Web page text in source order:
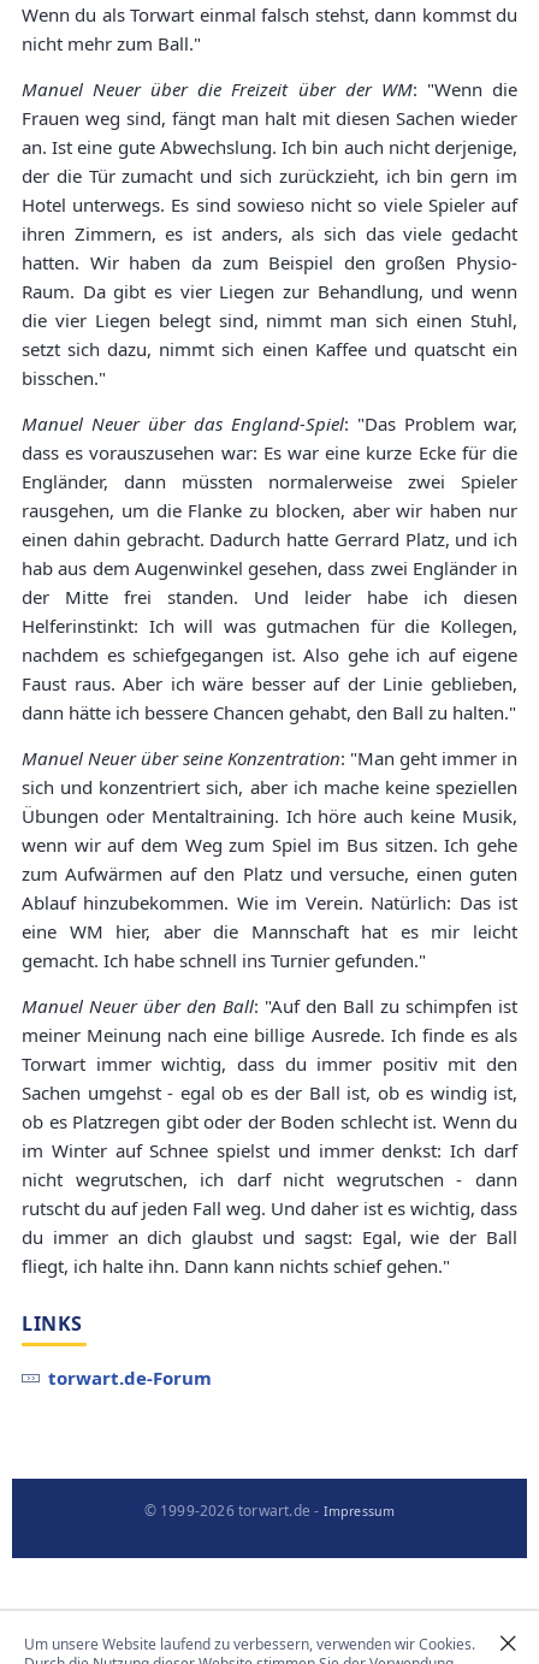
Wenn du als Torwart einmal falsch stehst, dann kommst du
nicht mehr zum Ball."
Manuel Neuer über die Freizeit über der WM: "Wenn die
Frauen weg sind, fängt man halt mit diesen Sachen wieder
an. Ist eine gute Abwechslung. Ich bin auch nicht derjenige,
der die Tür zumacht und sich zurückzieht, ich bin gern im
Hotel unterwegs. Es sind sowieso nicht so viele Spieler auf
ihren Zimmern, es ist anders, als sich das viele gedacht
hatten. Wir haben da zum Beispiel den großen Physio-
Raum. Da gibt es vier Liegen zur Behandlung, und wenn
die vier Liegen belegt sind, nimmt man sich einen Stuhl,
setzt sich dazu, nimmt sich einen Kaffee und quatscht ein
bisschen."
Manuel Neuer über das England-Spiel: "Das Problem war,
dass es vorauszusehen war: Es war eine kurze Ecke für die
Engländer, dann müssten normalerweise zwei Spieler
rausgehen, um die Flanke zu blocken, aber wir haben nur
einen dahin gebracht. Dadurch hatte Gerrard Platz, und ich
hab aus dem Augenwinkel gesehen, dass zwei Engländer in
der Mitte frei standen. Und leider habe ich diesen
Helferinstinkt: Ich will was gutmachen für die Kollegen,
nachdem es schiefgegangen ist. Also gehe ich auf eigene
Faust raus. Aber ich wäre besser auf der Linie geblieben,
dann hätte ich bessere Chancen gehabt, den Ball zu halten."
Manuel Neuer über seine Konzentration: "Man geht immer in
sich und konzentriert sich, aber ich mache keine speziellen
Übungen oder Mentaltraining. Ich höre auch keine Musik,
wenn wir auf dem Weg zum Spiel im Bus sitzen. Ich gehe
zum Aufwärmen auf den Platz und versuche, einen guten
Ablauf hinzubekommen. Wie im Verein. Natürlich: Das ist
eine WM hier, aber die Mannschaft hat es mir leicht
gemacht. Ich habe schnell ins Turnier gefunden."
Manuel Neuer über den Ball: "Auf den Ball zu schimpfen ist
meiner Meinung nach eine billige Ausrede. Ich finde es als
Torwart immer wichtig, dass du immer positiv mit den
Sachen umgehst - egal ob es der Ball ist, ob es windig ist,
ob es Platzregen gibt oder der Boden schlecht ist. Wenn du
im Winter auf Schnee spielst und immer denkst: Ich darf
nicht wegrutschen, ich darf nicht wegrutschen - dann
rutscht du auf jeden Fall weg. Und daher ist es wichtig, dass
du immer an dich glaubst und sagst: Egal, wie der Ball
fliegt, ich halte ihn. Dann kann nichts schief gehen."
LINKS
torwart.de-Forum
© 1999-2026 torwart.de - Impressum
Um unsere Website laufend zu verbessern, verwenden wir Cookies.